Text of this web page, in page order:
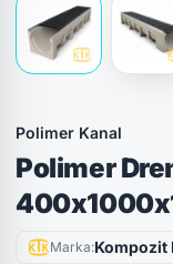
Polimer Kanal
Polimer
Marka:Kompozit